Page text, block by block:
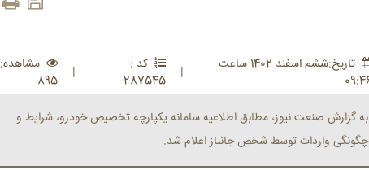
تاريخ:ششم اسفند 1402 ساعت
|
کد :
287545
|
مشاهده:
895
به گزارش صنعت نیوز، مطابق اطلاعیه سامانه یکپارچه تخصیص خودرو، شرایط و
چگونگی واردات توسط شخصِ جانباز اعلام شد.